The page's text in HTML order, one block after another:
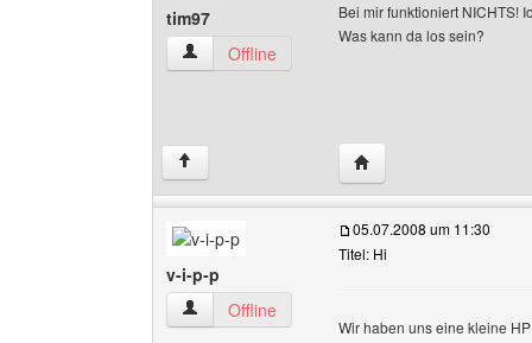
tim97
tim97 Benutzer-Profile anzeigen
Offline
Bei mir funktioniert NICHTS!
Was kann da los sein?
↑ Website dieses
v-i-p-p
v-i-p-p Benutzer-Profile anzeigen
Offline
05.07.2008 um 11:30
Titel: Hi
Wir haben uns eine kleine